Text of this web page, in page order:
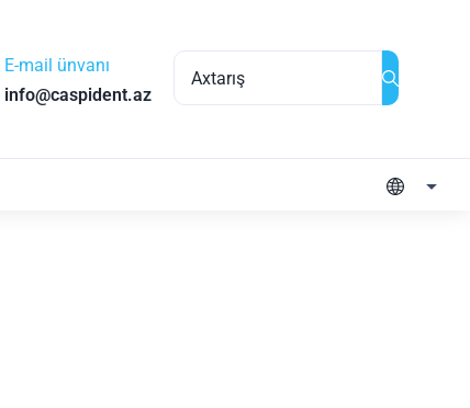
E-mail ünvanı
info@caspident.az